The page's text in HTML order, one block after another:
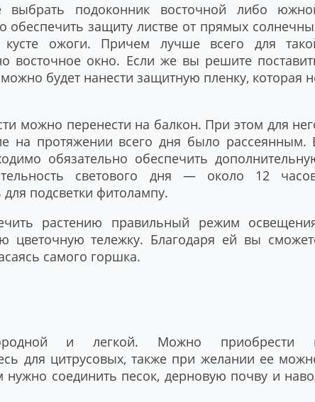
выбрать подоконник восточной либо
обеспечить защиту листве от прямых
ожоги. Причем лучше всего для
восточное окно. Если же вы решите
будет нанести защитную пленку, которая
можно перенести на балкон. При этом для
на протяжении всего дня было рассеянным.
обязательно обеспечить
светового дня — около 12
подсветки фитолампу.
растению правильный режим
цветочную тележку. Благодаря ей вы
самого горшка.
и легкой. Можно приобрести
для цитрусовых, также при желании ее
нужно соединить песок, дерновую почву и